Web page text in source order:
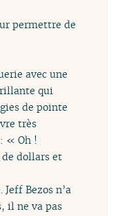
permettre de
avec une
qui
de pointe
très
« Oh !
dollars et
Bezos n’a
il ne va pas